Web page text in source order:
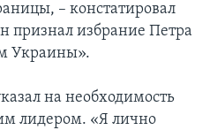
– констатировал
признал избрание Петра
Украины».
на необходимость
лидером. «Я лично